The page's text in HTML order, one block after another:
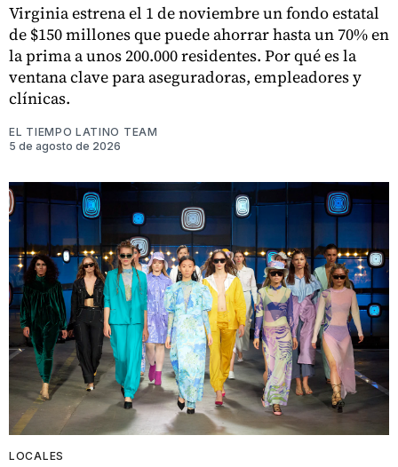
Virginia estrena el 1 de noviembre un fondo estatal
de $150 millones que puede ahorrar hasta un 70% en
la prima a unos 200.000 residentes. Por qué es la
ventana clave para aseguradoras, empleadores y
clínicas.
EL TIEMPO LATINO TEAM
5 de agosto de 2026
LOCALES